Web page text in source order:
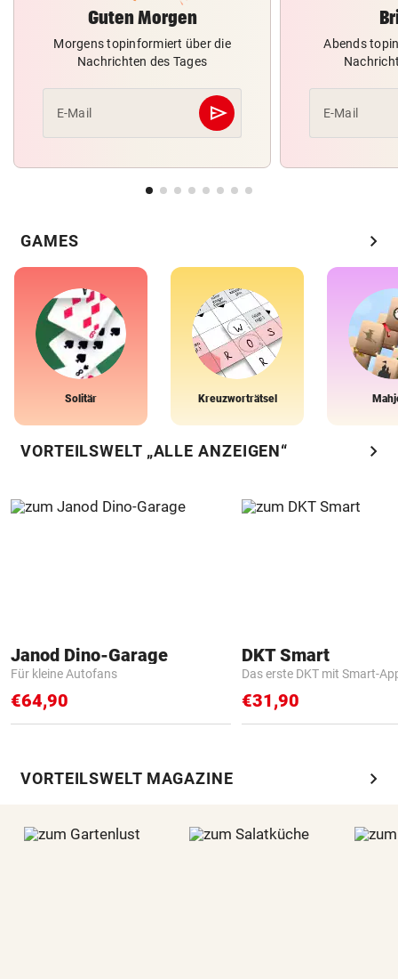
Guten Morgen
Morgens topinformiert über die
Nachrichten des Tages
E-Mail send
Abschicken
Abends
E-Mail
GAMES chevron_right
Solitär Kreuzworträtsel
VORTEILSWELT „ALLE ANZEIGEN“ chevron_right
Janod Dino-Garage
Für kleine Autofans
€64,90
DKT Smart
Das erste DKT mit Smart-
€31,90
VORTEILSWELT MAGAZINE chevron_right